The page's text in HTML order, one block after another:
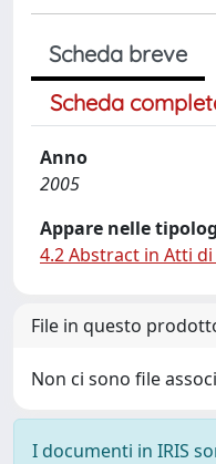
Scheda breve
Scheda
Anno
2005
Appare nelle
4.2 Abstract in Atti
File in questo
Non ci sono file
I documenti in IRIS